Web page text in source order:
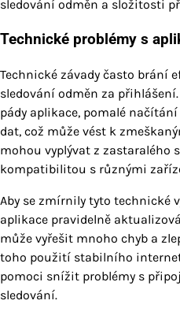
sledování odměn a složitosti
Technické problémy s
Technické závady často brání
sledování odměn za
pády aplikace, pomalé
dat, což může vést k
mohou vyplývat z zastaralého
kompatibilitou s různými
Aby se zmírnily tyto technické
aplikace pravidelně
může vyřešit mnoho chyb a
toho použití stabilního
pomoci snížit problémy s
sledování.